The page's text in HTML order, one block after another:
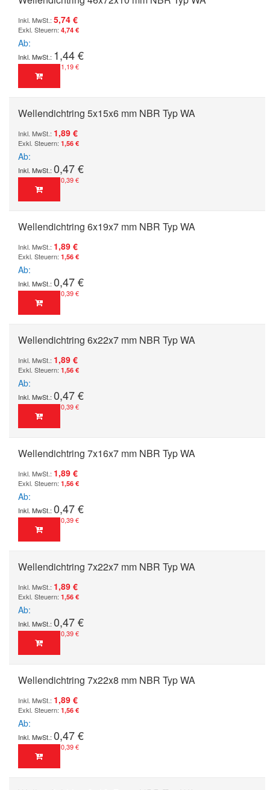
5,74 €
4,74 €
Ab
1,44 €
1,19 €
Wellendichtring 5x15x6 mm NBR Typ WA
1,89 €
1,56 €
Ab
0,47 €
0,39 €
Wellendichtring 6x19x7 mm NBR Typ WA
1,89 €
1,56 €
Ab
0,47 €
0,39 €
Wellendichtring 6x22x7 mm NBR Typ WA
1,89 €
1,56 €
Ab
0,47 €
0,39 €
Wellendichtring 7x16x7 mm NBR Typ WA
1,89 €
1,56 €
Ab
0,47 €
0,39 €
Wellendichtring 7x22x7 mm NBR Typ WA
1,89 €
1,56 €
Ab
0,47 €
0,39 €
Wellendichtring 7x22x8 mm NBR Typ WA
1,89 €
1,56 €
Ab
0,47 €
0,39 €